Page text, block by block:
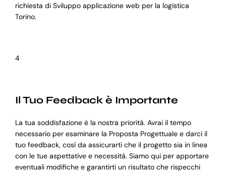
richiesta di Sviluppo applicazione web per la logistica
Torino.
4
Il Tuo Feedback è Importante
La tua soddisfazione è la nostra priorità. Avrai il tempo
necessario per esaminare la Proposta Progettuale e darci il
tuo feedback, così da assicurarti che il progetto sia in linea
con le tue aspettative e necessità. Siamo qui per apportare
eventuali modifiche e garantirti un risultato che rispecchi